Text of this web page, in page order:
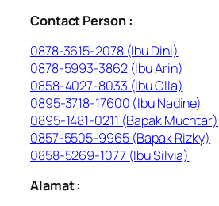
Contact Person :
0878-3615-2078 (Ibu Dini)
0878-5993-3862 (Ibu Arin)
0858-4027-8033 (Ibu Olla)
0895-3718-17600 (Ibu Nadine)
0895-1481-0211 (Bapak Muchtar)
0857-5505-9965 (Bapak Rizky)
0858-5269-1077 (Ibu Silvia)
Alamat :